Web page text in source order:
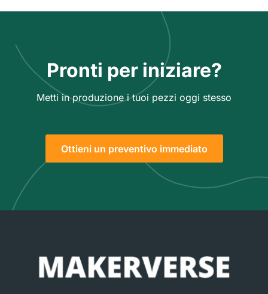
Pronti per iniziare?
Metti in produzione i tuoi pezzi oggi stesso
Ottieni un preventivo immediato